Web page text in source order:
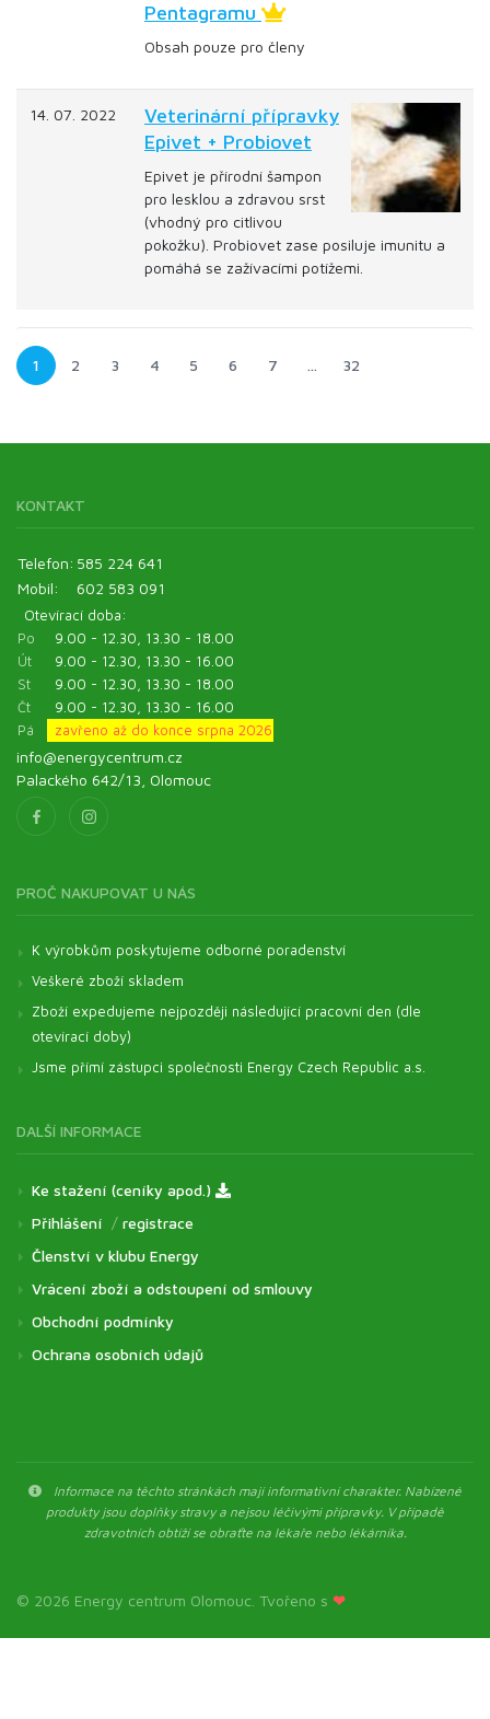
Pentagramu
Obsah pouze pro členy
14. 07. 2022
Veterinární přípravky
Epivet + Probiovet
Epivet je přírodní šampon
pro lesklou a zdravou srst
(vhodný pro citlivou
pokožku). Probiovet zase posiluje imunitu a
pomáhá se zažívacími potížemi.
1 2 3 4 5 6 7 … 32
KONTAKT
Telefon: 585 224 641
Mobil:
602 583 091
Otevírací doba:
Po
9.00 - 12.30, 13.30 - 18.00
Út
9.00 - 12.30, 13.30 - 16.00
St
9.00 - 12.30, 13.30 - 18.00
Čt
9.00 - 12.30, 13.30 - 16.00
Pá
zavřeno až do konce srpna 2026
info@energycentrum.cz
Palackého 642/13, Olomouc
PROČ NAKUPOVAT U NÁS
K výrobkům poskytujeme odborné poradenství
Veškeré zboží skladem
Zboží expedujeme nejpozději následující pracovní den (dle
otevírací doby)
Jsme přímí zástupci společnosti Energy Czech Republic a.s.
DALŠÍ INFORMACE
Ke stažení (ceníky apod.)
Přihlášení / registrace
Členství v klubu Energy
Vrácení zboží a odstoupení od smlouvy
Obchodní podmínky
Ochrana osobních údajů
Informace na těchto stránkách mají informativní charakter. Nabízené
produkty jsou doplňky stravy a nejsou léčivými přípravky. V případě
zdravotních obtíží se obraťte na lékaře nebo lékárníka.
© 2026 Energy centrum Olomouc. Tvořeno s ❤